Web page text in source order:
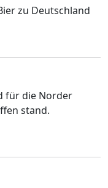
zu Deutschland
für die Norder
stand.